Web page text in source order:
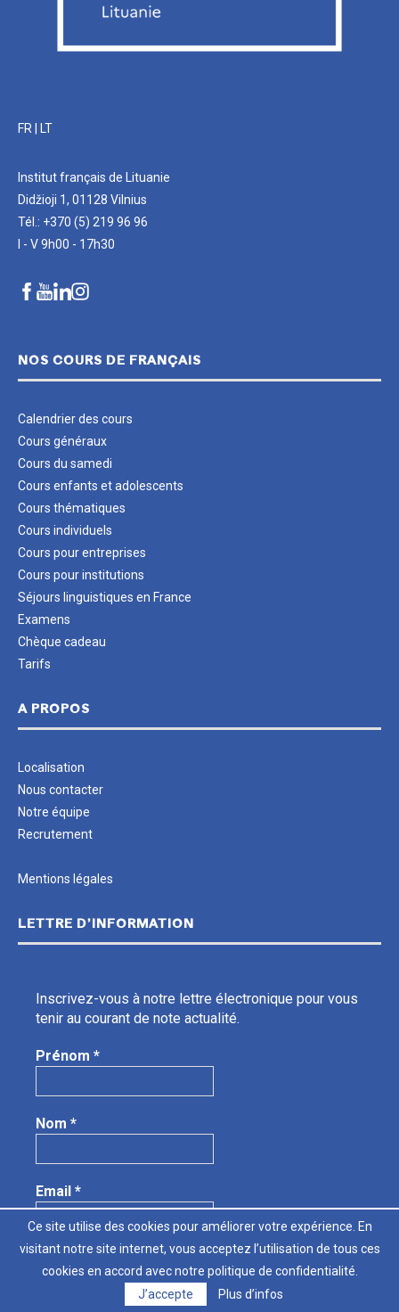
FR LT
Institut français de Lituanie
Didžioji 1, 01128 Vilnius
Tél.: +370 (5) 219 96 96
I - V 9h00 - 17h30
NOS COURS DE FRANÇAIS
Calendrier des cours
Cours généraux
Cours du samedi
Cours enfants et adolescents
Cours thématiques
Cours individuels
Cours pour entreprises
Cours pour institutions
Séjours linguistiques en France
Examens
Chèque cadeau
Tarifs
A PROPOS
Localisation
Nous contacter
Notre équipe
Recrutement
Mentions légales
LETTRE D’INFORMATION
Inscrivez-vous à notre lettre électronique pour vous
tenir au courant de note actualité.
Prénom *
Nom *
Email *
Nous protégeons vos données personnelles.Lire
notre politique de confidentialité.
Ce site utilise des cookies pour améliorer votre expérience. En
visitant notre site internet, vous acceptez l’utilisation de tous ces
cookies en accord avec notre politique de confidentialité.
J’accepte
Plus d’infos